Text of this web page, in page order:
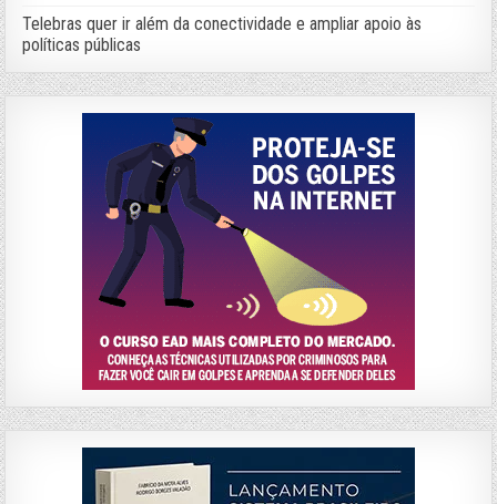
Telebras quer ir além da conectividade e ampliar apoio às
políticas públicas